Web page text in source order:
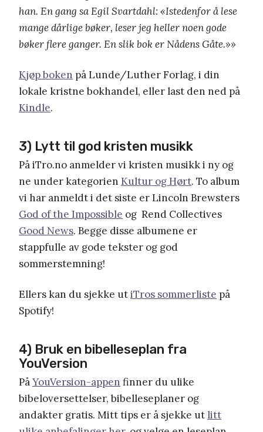
han. En gang sa Egil Svartdahl: «Istedenfor å lese
mange dårlige bøker, leser jeg heller noen gode
bøker flere ganger. En slik bok er Nådens Gåte.»»
Kjøp boken på Lunde/Luther Forlag, i din
lokale kristne bokhandel, eller last den ned på
Kindle.
3) Lytt til god kristen musikk
På iTro.no anmelder vi kristen musikk i ny og
ne under kategorien Kultur og Hørt. To album
vi har anmeldt i det siste er Lincoln Brewsters
God of the Impossible og Rend Collectives
Good News. Begge disse albumene er
stappfulle av gode tekster og god
sommerstemning!
Ellers kan du sjekke utiTros sommerliste på
Spotify!
4) Bruk en bibelleseplan fra
YouVersion
PåYouVersion-appen finner du ulike
bibeloversettelser, bibelleseplaner og
andakter gratis. Mitt tips er å sjekke ut litt